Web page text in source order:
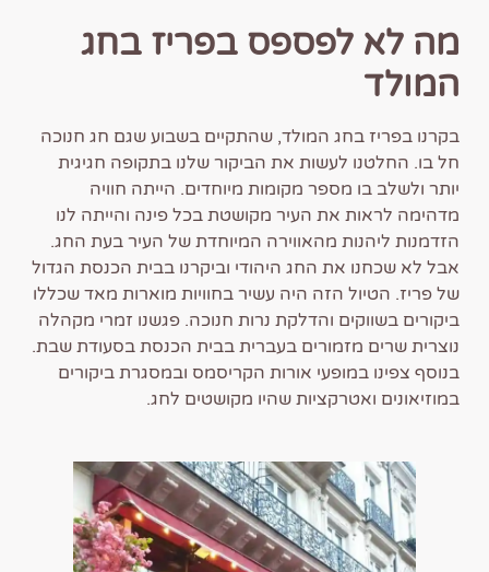
מה לא לפספס בפריז בחג
המולד
בקרנו בפריז בחג המולד, שהתקיים בשבוע שגם חג חנוכה
חל בו. החלטנו לעשות את הביקור שלנו בתקופה חגיגית
יותר ולשלב בו מספר מקומות מיוחדים. הייתה חוויה
מדהימה לראות את העיר מקושטת בכל פינה והייתה לנו
הזדמנות ליהנות מהאווירה המיוחדת של העיר בעת החג.
אבל לא שכחנו את החג היהודי וביקרנו בבית הכנסת הגדול
של פריז. הטיול הזה היה עשיר בחוויות מוארות מאד שכללו
ביקורים בשווקים והדלקת נרות חנוכה. פגשנו זמרי מקהלה
נוצרית שרים מזמורים בעברית בבית הכנסת בסעודת שבת.
בנוסף צפינו במופעי אורות הקריסמס ובמסגרת ביקורים
במוזיאונים ואטרקציות שהיו מקושטים לחג.